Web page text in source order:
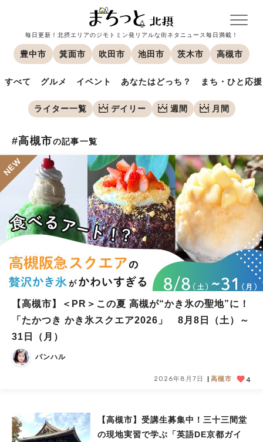
毎日更新！北摂エリアのジモトミン発リアルな街ネタニュース毎日満載！
豊中市 箕面市 吹田市 池田市 茨木市 高槻市
すべて グルメ イベント あなたはどっち？ まち・ひと応援
ライター一覧 デイリー 週間 月間
#高槻市の記事一覧
【高槻市】＜PR＞この夏 高槻が“かき氷の聖地”に！
「たかつき かき氷スクエア2026」 8月8日（土）～
31日（月）
バンハル
2026年8月7日 高槻市 4
【高槻市】受講生募集中！三十三間堂
の現地実習で学ぶ「英語DE京都ガイ